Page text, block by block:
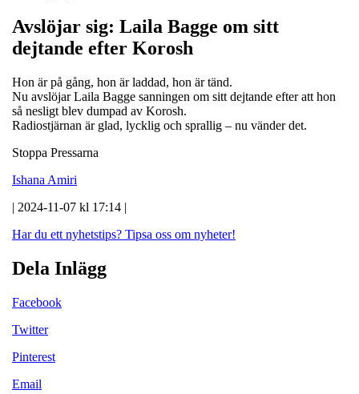
Avslöjar sig: Laila Bagge om sitt
dejtande efter Korosh
Hon är på gång, hon är laddad, hon är tänd.
Nu avslöjar Laila Bagge sanningen om sitt dejtande efter att hon
så nesligt blev dumpad av Korosh.
Radiostjärnan är glad, lycklig och sprallig – nu vänder det.
Stoppa Pressarna
Ishana Amiri
| 2024-11-07 kl 17:14 |
Har du ett nyhetstips? Tipsa oss om nyheter!
Dela Inlägg
Facebook
Twitter
Pinterest
Email